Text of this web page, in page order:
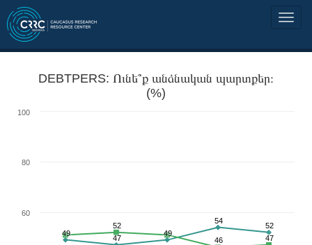
DEBTPERS: Ունե՞ք անձնական պարտքեր։
(%)
49
47
49
54
52
52
46
47
60
80
100